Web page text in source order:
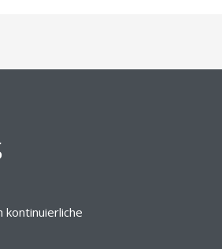
kontinuierliche